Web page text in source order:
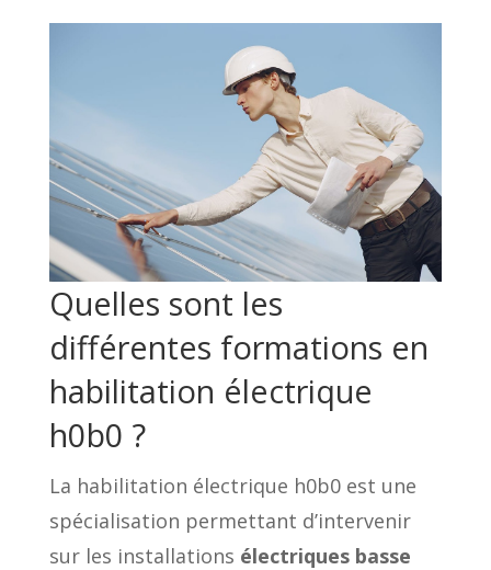
Quelles sont les
différentes formations en
habilitation électrique
h0b0 ?
La habilitation électrique h0b0 est une
spécialisation permettant d’intervenir
sur les installations électriques basse